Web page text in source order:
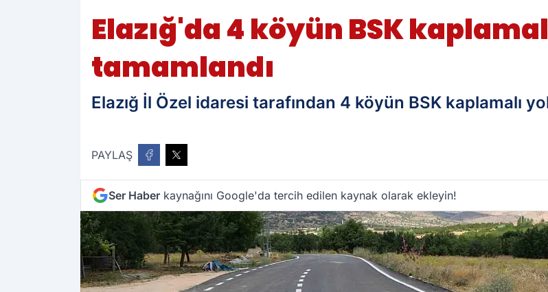
Elazığ'da 4 köyün BSK
tamamlandı
Elazığ İl Özel idaresi tarafından 4 köyün BSK kaplamalı
PAYLAŞ
Ser Haber kaynağını Google'da tercih edilen kaynak olarak ekleyin!